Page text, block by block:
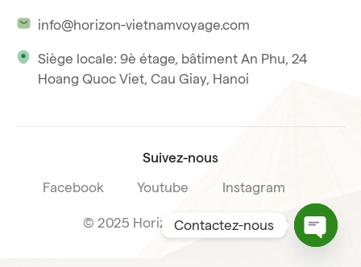
Notre licence internationale du tourisme
info@horizon-vietnamvoyage.com
Siège locale: 9è étage, bâtiment An Phu, 24
Hoang Quoc Viet, Cau Giay, Hanoi
Suivez-nous
Facebook Youtube Instagram
© 2025 Horizon Vietnam Travel
Contactez-nous